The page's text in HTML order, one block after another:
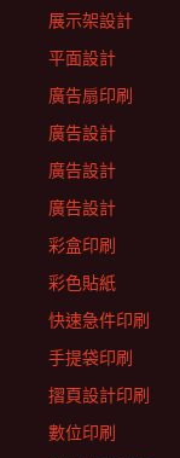
展示架設計
平面設計
廣告扇印刷
廣告設計
廣告設計
廣告設計
彩盒印刷
彩色貼紙
快速急件印刷
手提袋印刷
摺頁設計印刷
數位印刷